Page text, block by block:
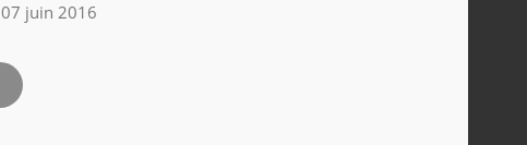
07 juin 2016